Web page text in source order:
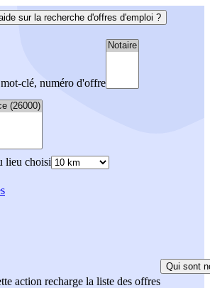
sur la recherche d'offres d'emploi ?
clé, numéro d'offre
lieu choisi
action recharge la liste des offres
Qui sont